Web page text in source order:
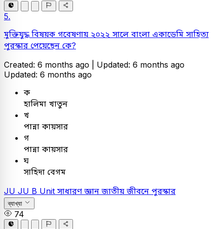
5.
মুক্তিযুদ্ধ বিষয়ক গবেষণায় ২০২২ সালে বাংলা একাডেমি সাহিত্য
পুরস্কার পেয়েছেন কে?
Created: 6 months ago | Updated: 6 months ago
Updated: 6 months ago
ক
হালিমা খাতুন
খ
পান্না কায়সার
গ
পান্না কায়সার
ঘ
সাহিদা বেগম
JU JU B Unit সাধারণ জ্ঞানজাতীয় জীবনে পুরস্কার
ব্যাখ্যা
74